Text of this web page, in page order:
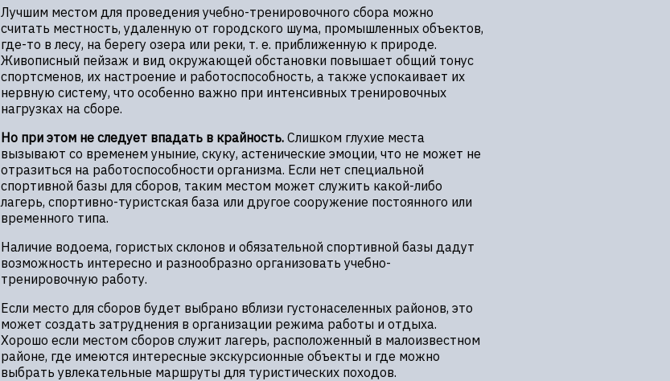
Лучшим местом для проведения учебно-тренировочного сбора можно
считать местность, удаленную от городского шума, промышленных объектов,
где-то в лесу, на берегу озера или реки, т. е. приближенную к природе.
Живописный пейзаж и вид окружающей обстановки повышает общий тонус
спортсменов, их настроение и работоспособность, а также успокаивает их
нервную систему, что особенно важно при интенсивных тренировочных
нагрузках на сборе.
Но при этом не следует впадать в крайность. Слишком глухие места
вызывают со временем уныние, скуку, астенические эмоции, что не может не
отразиться на работоспособности организма. Если нет специальной
спортивной базы для сборов, таким местом может служить какой-либо
лагерь, спортивно-туристская база или другое сооружение постоянного или
временного типа.
Наличие водоема, гористых склонов и обязательной спортивной базы дадут
возможность интересно и разнообразно организовать учебно-
тренировочную работу.
Если место для сборов будет выбрано вблизи густонаселенных районов, это
может создать затруднения в организации режима работы и отдыха.
Хорошо если местом сборов служит лагерь, расположенный в малоизвестном
районе, где имеются интересные экскурсионные объекты и где можно
выбрать увлекательные маршруты для туристических походов.